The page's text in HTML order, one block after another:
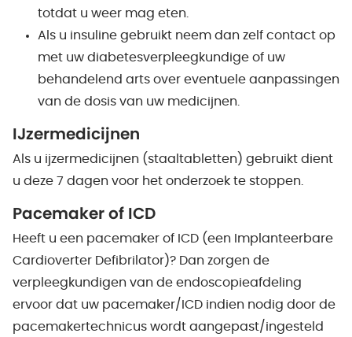
totdat u weer mag eten.
Als u insuline gebruikt neem dan zelf contact op
met uw diabetesverpleegkundige of uw
behandelend arts over eventuele aanpassingen
van de dosis van uw medicijnen.
IJzermedicijnen
Als u ijzermedicijnen (staaltabletten) gebruikt dient
u deze 7 dagen voor het onderzoek te stoppen.
Pacemaker of ICD
Heeft u een pacemaker of ICD (een Implanteerbare
Cardioverter Defibrilator)? Dan zorgen de
verpleegkundigen van de endoscopieafdeling
ervoor dat uw pacemaker/ICD indien nodig door de
pacemakertechnicus wordt aangepast/ingesteld